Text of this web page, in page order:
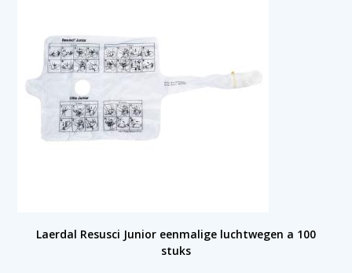
Laerdal Resusci Junior eenmalige luchtwegen a 100
stuks